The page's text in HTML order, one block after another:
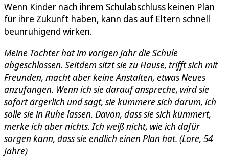
Wenn Kinder nach ihrem Schulabschluss keinen Plan
für ihre Zukunft haben, kann das auf Eltern schnell
beunruhigend wirken.
Meine Tochter hat im vorigen Jahr die Schule
abgeschlossen. Seitdem sitzt sie zu Hause, trifft sich mit
Freunden, macht aber keine Anstalten, etwas Neues
anzufangen. Wenn ich sie darauf anspreche, wird sie
sofort ärgerlich und sagt, sie kümmere sich darum, ich
solle sie in Ruhe lassen. Davon, dass sie sich kümmert,
merke ich aber nichts. Ich weiß nicht, wie ich dafür
sorgen kann, dass sie endlich einen Plan hat. (Lore, 54
Jahre)